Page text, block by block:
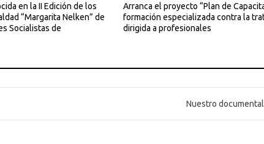
en la II Edición de los
“Margarita Nelken” de
Socialistas de
Arranca el proyecto “Plan de
formación especializada contra la
dirigida a profesionales
Nuestro documental